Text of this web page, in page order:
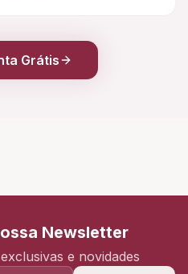
Grátis
Newsletter
e novidades